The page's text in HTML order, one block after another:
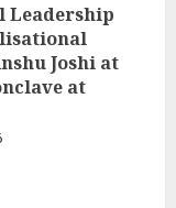
Leadership
Joshi at
at